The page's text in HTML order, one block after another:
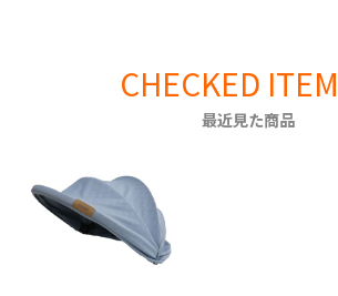
CHECKED ITEM
最近見た商品